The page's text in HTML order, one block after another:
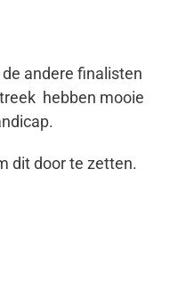
andere finalisten
hebben mooie
dit door te zetten.